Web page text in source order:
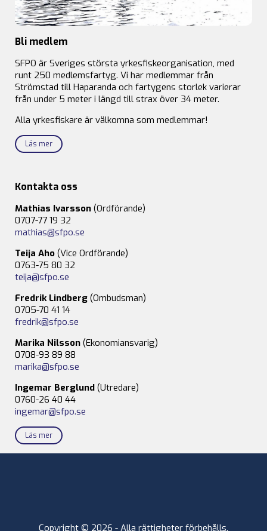
Bli medlem
SFPO är Sveriges största yrkesfiskeorganisation, med
runt 250 medlemsfartyg. Vi har medlemmar från
Strömstad till Haparanda och fartygens storlek varierar
från under 5 meter i längd till strax över 34 meter.
Alla yrkesfiskare är välkomna som medlemmar!
Läs mer
Kontakta oss
Mathias Ivarsson (Ordförande)
0707-77 19 32
mathias@sfpo.se
Teija Aho (Vice Ordförande)
0763-75 80 32
teija@sfpo.se
Fredrik Lindberg (Ombudsman)
0705-70 41 14
fredrik@sfpo.se
Marika Nilsson (Ekonomiansvarig)
0708-93 89 88
marika@sfpo.se
Ingemar Berglund (Utredare)
0760-26 40 44
ingemar@sfpo.se
Läs mer
Copyright © 2026 - Alla rättigheter förbehålls.